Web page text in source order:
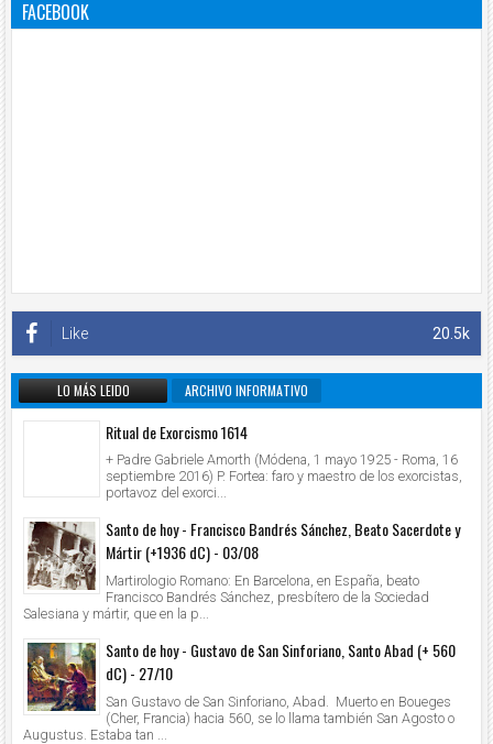
FACEBOOK
20.5k
Like
LO MÁS LEIDO ARCHIVO INFORMATIVO
Ritual de Exorcismo 1614
+ Padre Gabriele Amorth (Módena, 1 mayo 1925 - Roma, 16
septiembre 2016) P. Fortea: faro y maestro de los exorcistas,
portavoz del exorci...
Santo de hoy - Francisco Bandrés Sánchez, Beato Sacerdote y
Mártir (+1936 dC) - 03/08
Martirologio Romano: En Barcelona, en España, beato
Francisco Bandrés Sánchez, presbítero de la Sociedad
Salesiana y mártir, que en la p...
Santo de hoy - Gustavo de San Sinforiano, Santo Abad (+ 560
dC) - 27/10
San Gustavo de San Sinforiano, Abad. Muerto en Boueges
(Cher, Francia) hacia 560, se lo llama también San Agosto o
Augustus. Estaba tan ...